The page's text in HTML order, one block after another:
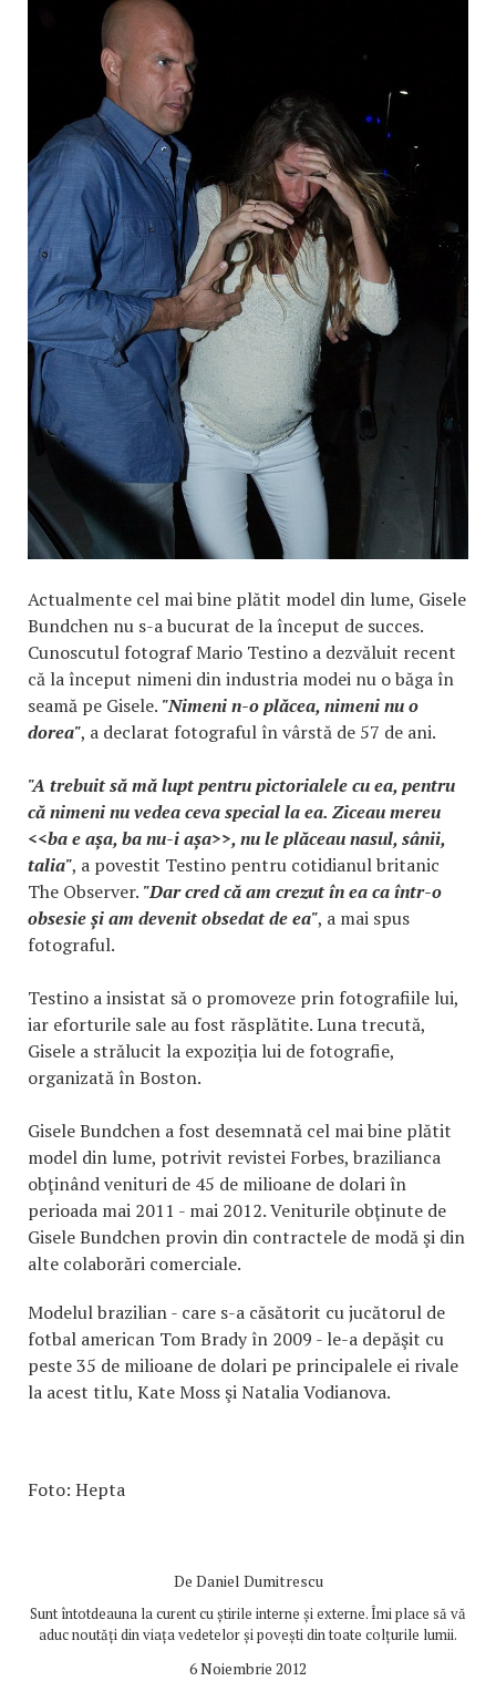
Actualmente cel mai bine plătit model din lume, Gisele
Bundchen nu s-a bucurat de la început de succes.
Cunoscutul fotograf Mario Testino a dezvăluit recent
că la început nimeni din industria modei nu o băga în
seamă pe Gisele. "Nimeni n-o plăcea, nimeni nu o
dorea", a declarat fotograful în vârstă de 57 de ani.
"A trebuit să mă lupt pentru pictorialele cu ea, pentru
că nimeni nu vedea ceva special la ea. Ziceau mereu
<<ba e așa, ba nu-i așa>>, nu le plăceau nasul, sânii,
talia", a povestit Testino pentru cotidianul britanic
The Observer. "Dar cred că am crezut în ea ca într-o
obsesie și am devenit obsedat de ea", a mai spus
fotograful.
Testino a insistat să o promoveze prin fotografiile lui,
iar eforturile sale au fost răsplătite. Luna trecută,
Gisele a strălucit la expoziția lui de fotografie,
organizată în Boston.
Gisele Bundchen a fost desemnată cel mai bine plătit
model din lume, potrivit revistei Forbes, brazilianca
obţinând venituri de 45 de milioane de dolari în
perioada mai 2011 - mai 2012. Veniturile obţinute de
Gisele Bundchen provin din contractele de modă şi din
alte colaborări comerciale.
Modelul brazilian - care s-a căsătorit cu jucătorul de
fotbal american Tom Brady în 2009 - le-a depăşit cu
peste 35 de milioane de dolari pe principalele ei rivale
la acest titlu, Kate Moss şi Natalia Vodianova.
Foto: Hepta
De Daniel Dumitrescu
Sunt întotdeauna la curent cu știrile interne și externe. Îmi place să vă
aduc noutăți din viața vedetelor și povești din toate colțurile lumii.
6 Noiembrie 2012